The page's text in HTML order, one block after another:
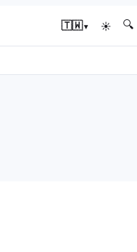
🇹🇼▾ ☀ 🔍